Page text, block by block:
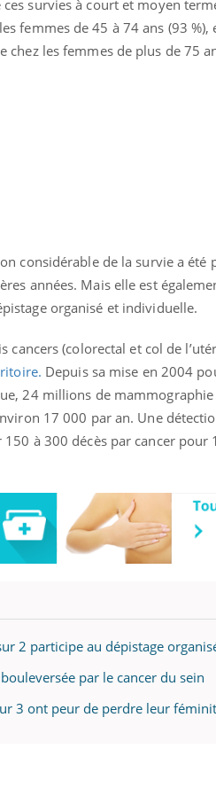
survies à court et moyen
femmes de 45 à 74 ans (93
chez les femmes de plus de 75
considérable de la survie a
années. Mais elle est
organisé et individuelle.
cancers (colorectal et col de
Depuis sa mise en 2004
24 millions de
17 000 par an. Une
150 à 300 décès par cancer
2 participe au dépistage
par le cancer du sein
3 ont peur de perdre leur
en fer : comprendre
Youtube